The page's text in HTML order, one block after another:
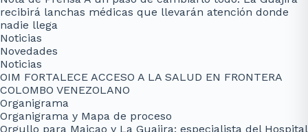
recibirá lanchas médicas que llevarán atención donde
nadie llega
Noticias
Novedades
Noticias
OIM FORTALECE ACCESO A LA SALUD EN FRONTERA
COLOMBO VENEZOLANO
Organigrama
Organigrama y Mapa de proceso
Orgullo para Maicao y La Guajira: especialista del Hospital